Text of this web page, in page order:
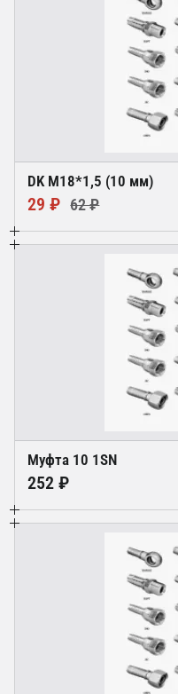
DK М18*1,5 (10 мм)
29 ₽ 62 ₽
Муфта 10 1SN
252 ₽